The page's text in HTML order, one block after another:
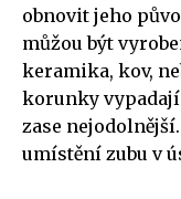
obnovit jeho
můžou být
keramika, kov,
korunky
zase
umístění zubu v